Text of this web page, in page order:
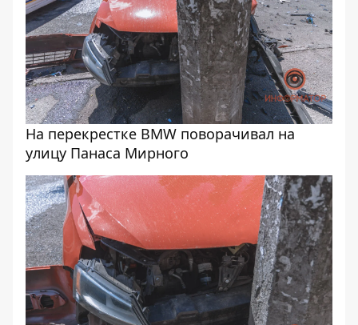
На перекрестке BMW поворачивал на
улицу Панаса Мирного